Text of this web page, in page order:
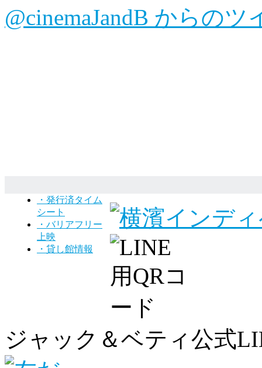
@cinemaJandB からのツ
・発行済タイム
シート
・バリアフリー
上映
・貸し館情報
ジャック＆ベティ公式